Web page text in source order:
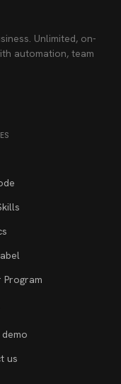
Unlimited, on-
automation, team
Program
us